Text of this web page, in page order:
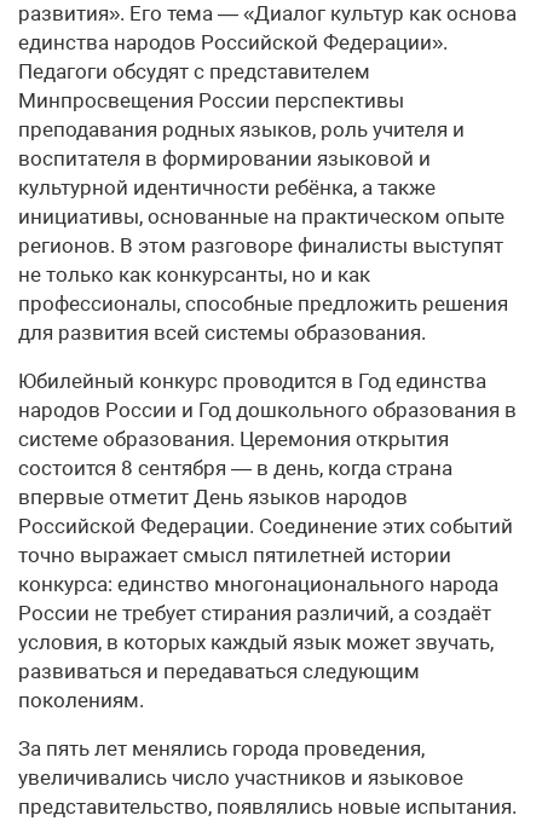
развития». Его тема — «Диалог культур как основа
единства народов Российской Федерации».
Педагоги обсудят с представителем
Минпросвещения России перспективы
преподавания родных языков, роль учителя и
воспитателя в формировании языковой и
культурной идентичности ребёнка, а также
инициативы, основанные на практическом опыте
регионов. В этом разговоре финалисты выступят
не только как конкурсанты, но и как
профессионалы, способные предложить решения
для развития всей системы образования.
Юбилейный конкурс проводится в Год единства
народов России и Год дошкольного образования в
системе образования. Церемония открытия
состоится 8 сентября — в день, когда страна
впервые отметит День языков народов
Российской Федерации. Соединение этих событий
точно выражает смысл пятилетней истории
конкурса: единство многонационального народа
России не требует стирания различий, а создаёт
условия, в которых каждый язык может звучать,
развиваться и передаваться следующим
поколениям.
За пять лет менялись города проведения,
увеличивались число участников и языковое
представительство, появлялись новые испытания.